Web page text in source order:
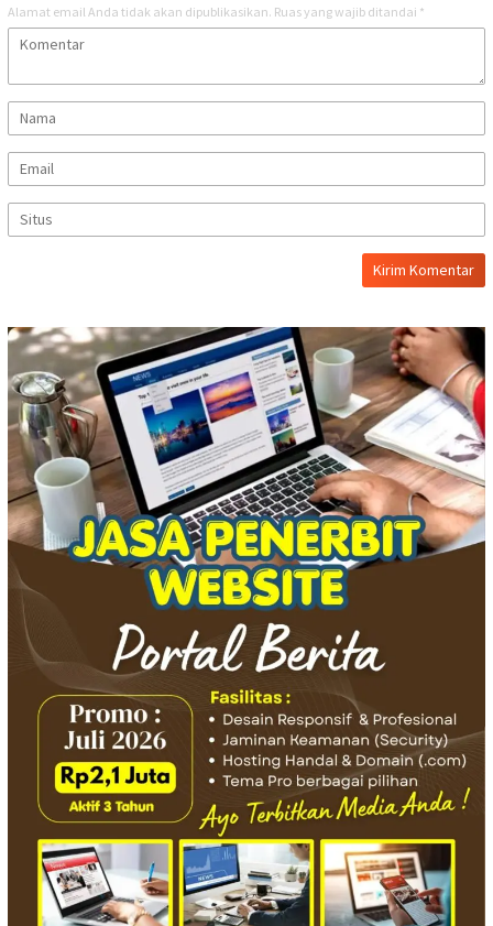
Alamat email Anda tidak akan dipublikasikan. Ruas yang wajib ditandai *